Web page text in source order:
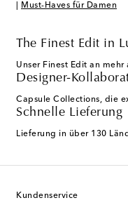
Must-Haves für Damen
The Finest Edit in
Unser Finest Edit an
Designer-
Capsule Collections, die
Schnelle Lieferung
Lieferung in über 130
Kundenservice